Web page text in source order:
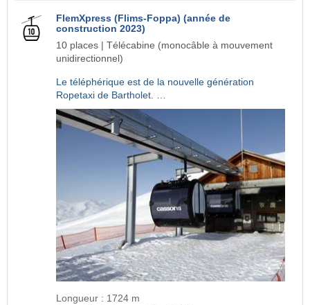
FlemXpress (Flims-Foppa) (année de
construction 2023)
10 places | Télécabine (monocâble à mouvement
unidirectionnel)
Le téléphérique est de la nouvelle génération
Ropetaxi de Bartholet. …
Longueur : 1724 m